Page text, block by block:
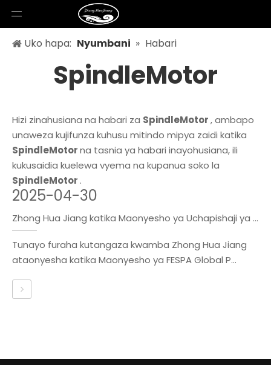
Uko hapa: Nyumbani » Habari
SpindleMotor
Hizi zinahusiana na habari za SpindleMotor, ambapo
unaweza kujifunza kuhusu mitindo mipya zaidi katika
SpindleMotorna tasnia ya habari inayohusiana, ili
kukusaidia kuelewa vyema na kupanua soko la
SpindleMotor .
2025-04-30
Zhong Hua Jiang katika Maonyesho ya Uchapishaji ya Kimataifa ya FESPA 2025!
Tunayo furaha kutangaza kwamba Zhong Hua Jiang
ataonyesha katika Maonyesho ya FESPA Global P...